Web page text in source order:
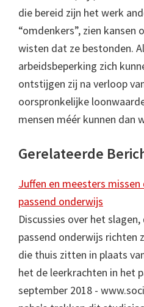
die bereid zijn het werk
“omdenkers”, zien
wisten dat ze bestonden.
arbeidsbeperking zich
ontstijgen zij na verloop
oorspronkelijke
mensen méér kunnen dan
Gerelateerde
Juffen en meesters
passend onderwijs
Discussies over het
passend onderwijs richten
die thuis zitten in plaats
het de leerkrachten in het
september 2018 -